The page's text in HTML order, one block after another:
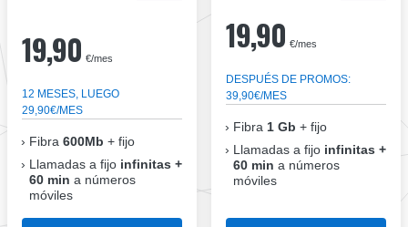
19,90 €/mes
12 MESES, LUEGO
29,90€/MES
Fibra 600Mb + fijo
Llamadas a fijo infinitas +
60 min a números
móviles
19,90 €/mes
DESPUÉS DE PROMOS:
39,90€/MES
Fibra 1 Gb + fijo
Llamadas a fijo infinitas +
60 min a números
móviles